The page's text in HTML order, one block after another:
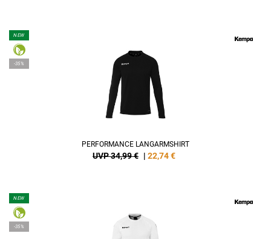
NEW
-35%
PERFORMANCE LANGARMSHIRT
UVP 34,99 € | 22,74€
NEW
-35%